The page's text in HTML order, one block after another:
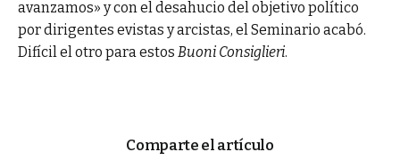
avanzamos» y con el desahucio del objetivo político
por dirigentes evistas y arcistas, el Seminario acabó.
Difícil el otro para estos Buoni Consiglieri.
Comparte el artículo